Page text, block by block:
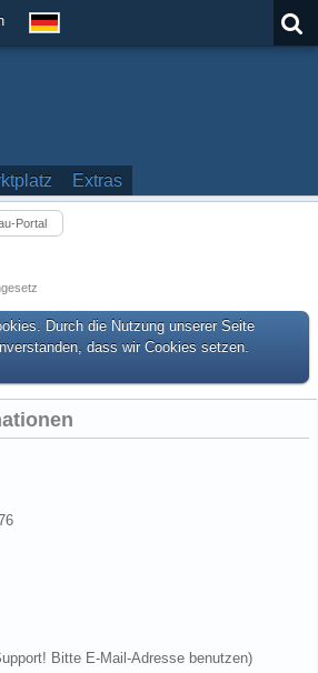
Extras
Portal
Durch die Nutzung unserer Seite
dass wir Cookies setzen.
Bitte E-Mail-Adresse benutzen)